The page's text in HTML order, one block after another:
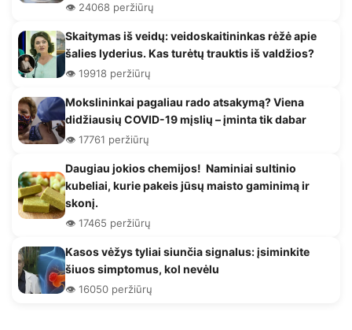
👁️ 24068 peržiūrų
Skaitymas iš veidų: veidoskaitininkas rėžė apie
šalies lyderius. Kas turėtų trauktis iš valdžios?
👁️ 19918 peržiūrų
Mokslininkai pagaliau rado atsakymą? Viena
didžiausių COVID-19 mįslių – įminta tik dabar
👁️ 17761 peržiūrų
Daugiau jokios chemijos! Naminiai sultinio
kubeliai, kurie pakeis jūsų maisto gaminimą ir
skonį.
👁️ 17465 peržiūrų
Kasos vėžys tyliai siunčia signalus: įsiminkite
šiuos simptomus, kol nevėlu
👁️ 16050 peržiūrų